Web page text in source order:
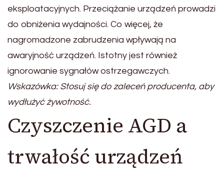
eksploatacyjnych. Przeciążanie urządzeń prowadzi
do obniżenia wydajności. Co więcej, że
nagromadzone zabrudzenia wpływają na
awaryjność urządzeń. Istotny jest również
ignorowanie sygnałów ostrzegawczych.
Wskazówka: Stosuj się do zaleceń producenta, aby
wydłużyć żywotność.
Czyszczenie AGD a
trwałość urządzeń